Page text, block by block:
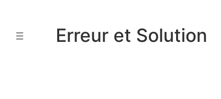
contenu
Erreur et Solution